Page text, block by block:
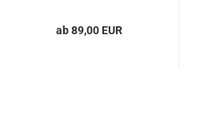
ab 89,00 EUR